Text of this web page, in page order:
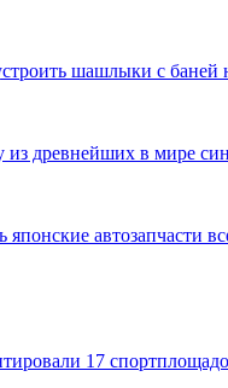
шашлыки с баней
древнейших в мире
японские автозапчасти
17